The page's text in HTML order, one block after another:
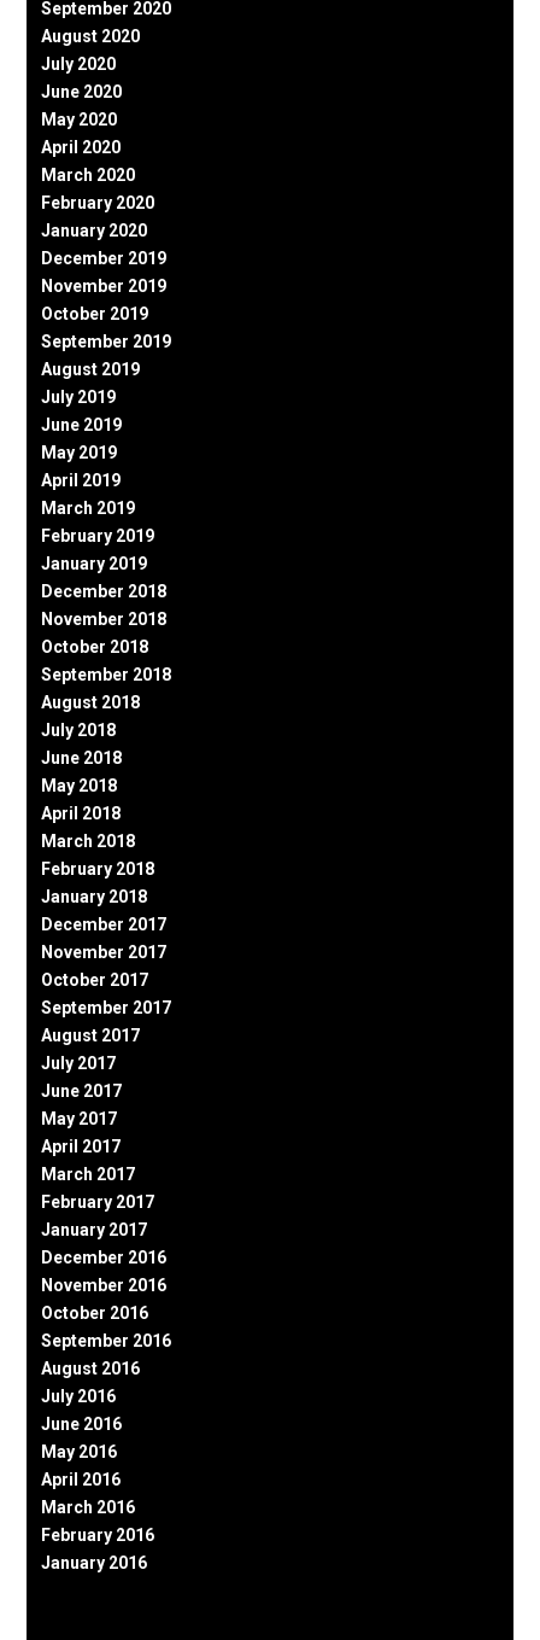
September 2020
August 2020
July 2020
June 2020
May 2020
April 2020
March 2020
February 2020
January 2020
December 2019
November 2019
October 2019
September 2019
August 2019
July 2019
June 2019
May 2019
April 2019
March 2019
February 2019
January 2019
December 2018
November 2018
October 2018
September 2018
August 2018
July 2018
June 2018
May 2018
April 2018
March 2018
February 2018
January 2018
December 2017
November 2017
October 2017
September 2017
August 2017
July 2017
June 2017
May 2017
April 2017
March 2017
February 2017
January 2017
December 2016
November 2016
October 2016
September 2016
August 2016
July 2016
June 2016
May 2016
April 2016
March 2016
February 2016
January 2016